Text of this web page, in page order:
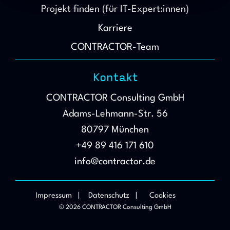
Dienste gesammelt haben.
Projekt finden (für IT-Expert:innen)
Karriere
CONTRACTOR-Team
Kontakt
CONTRACTOR Consulting GmbH
Adams-Lehmann-Str. 56
80797 München
+49 89 416 171 610
info@contractor.de
Impressum | Datenschutz | Cookies
© 2026 CONTRACTOR Consulting GmbH